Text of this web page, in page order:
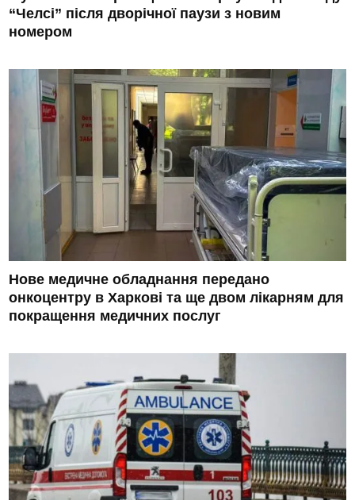
“Челсі” після дворічної паузи з новим
номером
Нове медичне обладнання передано
онкоцентру в Харкові та ще двом лікарням для
покращення медичних послуг